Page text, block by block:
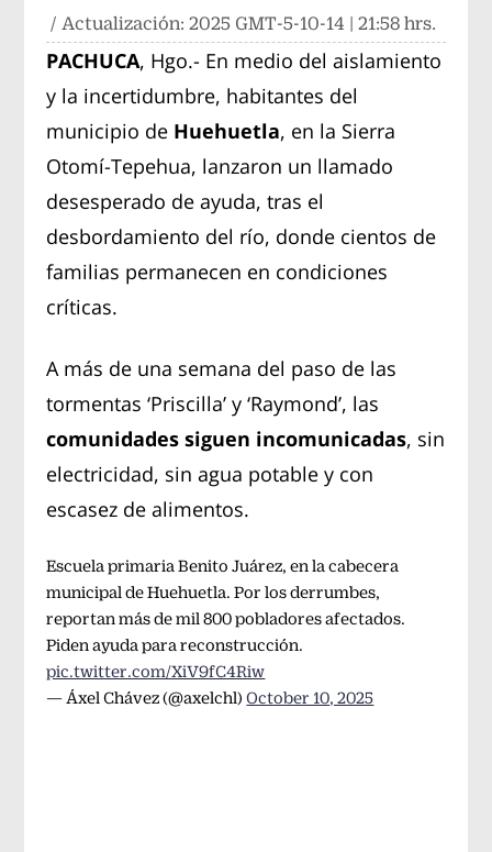
/ Actualización:2025 GMT-5-10-14 | 21:58 hrs.
PACHUCA, Hgo.- En medio del aislamiento
y la incertidumbre, habitantes del
municipio de Huehuetla, en la Sierra
Otomí-Tepehua, lanzaron un llamado
desesperado de ayuda, tras el
desbordamiento del río, donde cientos de
familias permanecen en condiciones
críticas.
A más de una semana del paso de las
tormentas ‘Priscilla’ y ‘Raymond’, las
comunidades siguen incomunicadas, sin
electricidad, sin agua potable y con
escasez de alimentos.
Escuela primaria Benito Juárez, en la cabecera
municipal de Huehuetla. Por los derrumbes,
reportan más de mil 800 pobladores afectados.
Piden ayuda para reconstrucción.
pic.twitter.com/XiV9fC4Riw
— Áxel Chávez (@axelchl)October 10, 2025